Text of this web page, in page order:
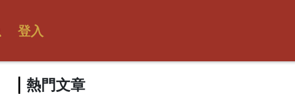
登入
熱門文章